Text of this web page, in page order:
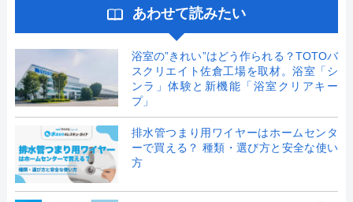
あわせて読みたい
浴室の”きれい”はどう作られる？TOTOバ
スクリエイト佐倉工場を取材。浴室「シ
ンラ」体験と新機能「浴室クリアキー
プ」
排水管つまり用ワイヤーはホームセンタ
ーで買える？ 種類・選び方と安全な使い
方